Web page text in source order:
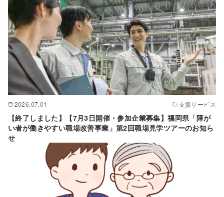
2026.07.01 支援サービス
【終了しました】【7月3日開催・参加企業募集】福岡県「障が
い者が働きやすい職場改善事業」第2回職場見学ツアーのお知ら
せ